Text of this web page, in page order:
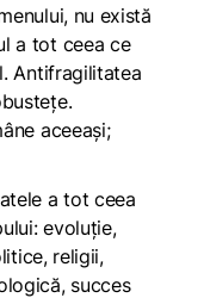
nu există
a tot ceea ce
Antifragilitatea
aceeași;
a tot ceea
evoluție,
religii,
succes